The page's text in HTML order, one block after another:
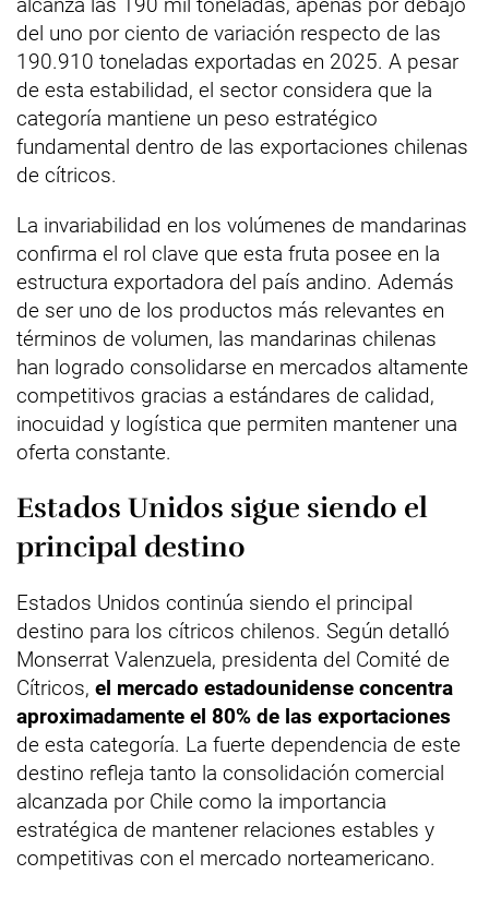
del uno por ciento de variación respecto de las
190.910 toneladas exportadas en 2025. A pesar
de esta estabilidad, el sector considera que la
categoría mantiene un peso estratégico
fundamental dentro de las exportaciones chilenas
de cítricos.
La invariabilidad en los volúmenes de mandarinas
confirma el rol clave que esta fruta posee en la
estructura exportadora del país andino. Además
de ser uno de los productos más relevantes en
términos de volumen, las mandarinas chilenas
han logrado consolidarse en mercados altamente
competitivos gracias a estándares de calidad,
inocuidad y logística que permiten mantener una
oferta constante.
Estados Unidos sigue siendo el
principal destino
Estados Unidos continúa siendo el principal
destino para los cítricos chilenos. Según detalló
Monserrat Valenzuela, presidenta del Comité de
Cítricos, el mercado estadounidense concentra
aproximadamente el 80% de las exportaciones
de esta categoría. La fuerte dependencia de este
destino refleja tanto la consolidación comercial
alcanzada por Chile como la importancia
estratégica de mantener relaciones estables y
competitivas con el mercado norteamericano.